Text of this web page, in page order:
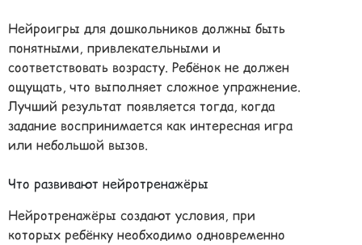
Нейроигры для дошкольников должны быть
понятными, привлекательными и
соответствовать возрасту. Ребёнок не должен
ощущать, что выполняет сложное упражнение.
Лучший результат появляется тогда, когда
задание воспринимается как интересная игра
или небольшой вызов.
Что развивают нейротренажёры
Нейротренажёры создают условия, при
которых ребёнку необходимо одновременно